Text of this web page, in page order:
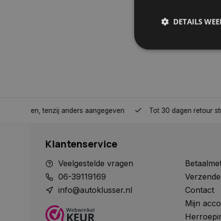
tenzij anders aangegeven Tot 30 dagen retour sturen.
Klantenservice
Veelgestelde vragen
06-39119169
info@autoklusser.nl
Contact
Mijn
DETAILS
Naam
__cf_bm